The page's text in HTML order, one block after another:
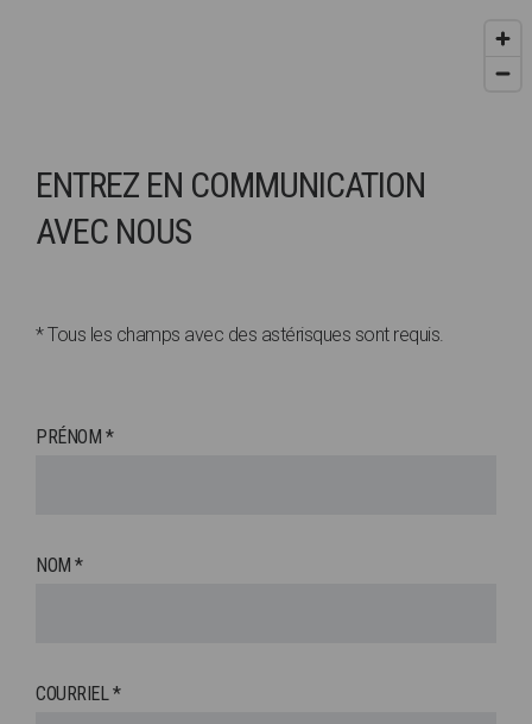
ENTREZ EN COMMUNICATION
AVEC NOUS
* Tous les champs avec des astérisques sont requis.
PRÉNOM *
NOM *
COURRIEL *